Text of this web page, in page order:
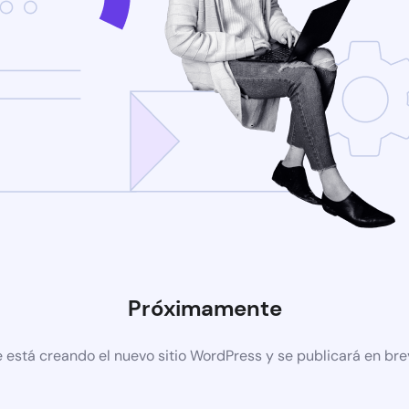
Próximamente
está creando el nuevo sitio WordPress y se publicará en